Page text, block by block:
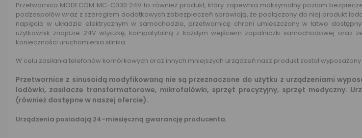
Przetwornica MODECOM MC-C030 24V to również produkt, który zapewnia maksymalny poziom
podzespołów wraz z szeregiem dodatkowych zabezpieczeń sprawiają, że podłączony do niej produkt
napięcia w układzie elektrycznym w samochodzie, przetwornicę chroni umieszczony w łatwo
użytkownik znajdzie 24V wtyczkę, kompatybilną z każdym wejściem zapalniczki samochodowej oraz
konieczności uruchomienia silnika.
W celu zasilania telefonów komórkowych oraz innych mniejszych urządzeń nasz produkt został
Przetwornice z sinusoidą modyfikowaną nie są przeznaczone do użytku z urządzeniami
lodówki, zasilacze transformatorowe, mikrofalówki, sprzęt precyzyjny, sprzęt medyczny.
(również dostępne w naszej ofercie).
Urządzenia posiadają 24-miesięczną gwarancję producenta.